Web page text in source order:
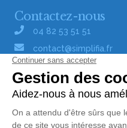
Contactez-nous
04 82 53 51 51
contact@simplifia.fr
Réseaux sociaux